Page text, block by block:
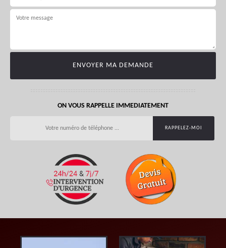
ON VOUS RAPPELLE IMMEDIATEMENT